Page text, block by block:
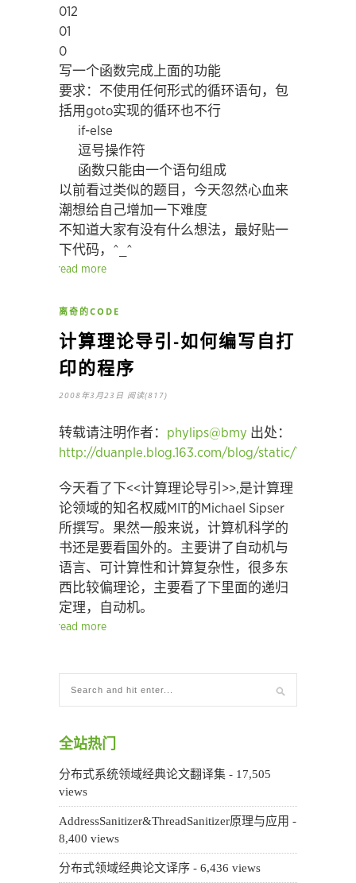
012
01
0
写一个函数完成上面的功能
要求：不使用任何形式的循环语句，包
括用goto实现的循环也不行
if-else
逗号操作符
函数只能由一个语句组成
以前看过类似的题目，今天忽然心血来
潮想给自己增加一下难度
不知道大家有没有什么想法，最好贴一
下代码，^_^
read more
离奇的CODE
计算理论导引-如何编写自打
印的程序
2008年3月23日 阅读(817)
转载请注明作者： phylips@bmy 出处：
http://duanple.blog.163.com/blog/static/
今天看了下<<计算理论导引>>,是计算理
论领域的知名权威MIT的Michael Sipser
所撰写。果然一般来说，计算机科学的
书还是要看国外的。主要讲了自动机与
语言、可计算性和计算复杂性，很多东
西比较偏理论，主要看了下里面的递归
定理，自动机。
read more
全站热门
分布式系统领域经典论文翻译集 - 17,505
views
AddressSanitizer&ThreadSanitizer原理与应用 -
8,400 views
分布式领域经典论文译序 - 6,436 views